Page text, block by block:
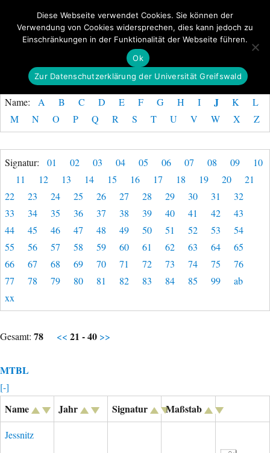
GeoGREIF MENÜ
Name: A B C D E F G H I J K
L
M
N O P Q R S T U V W X Z
Signatur: 01 02 03 04 05 06 07 08 09
10
11
12 13 14 15 16 17 18 19 20
21
22
23 24 25 26 27 28 29 30 31
32
33
34 35 36 37 38 39 40 41 42
43
44
45 46 47 48 49 50 51 52 53
54
55
56 57 58 59 60 61 62 63 64
65
66
67 68 69 70 71 72 73 74 75
76
77
78 79 80 81 82 83 84 85 99
ab
xx
Gesamt: 78 << 21 - 40 >>
MTBL
[-]
Name Jahr Signatur Maßstab
Jessnitz
Diese Webseite verwendet Cookies. Sie können der
Verwendung von Cookies widersprechen, dies kann jedoch zu
Einschränkungen in der Funktionalität der Webseite führen.
Ok
Zur Datenschutzerklärung der Universität Greifswald